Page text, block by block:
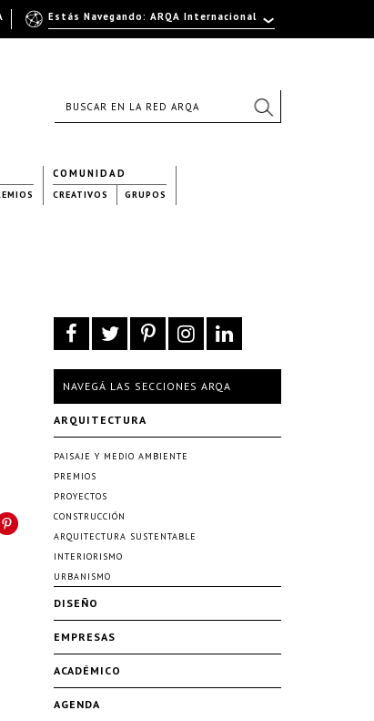
COMUNIDAD
CREATIVOS GRUPOS
NAVEGÁ LAS SECCIONES ARQA
ARQUITECTURA
PAISAJE Y MEDIO AMBIENTE
PREMIOS
PROYECTOS
CONSTRUCCIÓN
ARQUITECTURA SUSTENTABLE
INTERIORISMO
URBANISMO
DISEÑO
EMPRESAS
ACADÉMICO
AGENDA
Estás Navegando: ARQA Internacional